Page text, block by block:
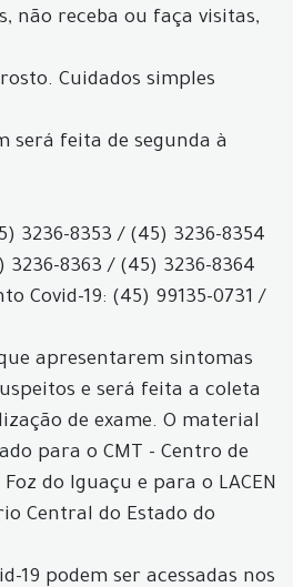
não receba ou faça visitas,
Cuidados simples
será feita de segunda à
3236-8353 / (45) 3236-8354
3236-8363 / (45) 3236-8364
Covid-19: (45) 99135-0731 /
apresentarem sintomas
e será feita a coleta
de exame. O material
para o CMT - Centro de
do Iguaçu e para o LACEN
Central do Estado do
19 podem ser acessadas nos